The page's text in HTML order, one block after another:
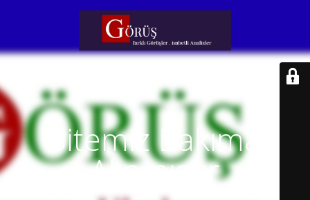
Sitemiz Bakıma
Alınmıştır